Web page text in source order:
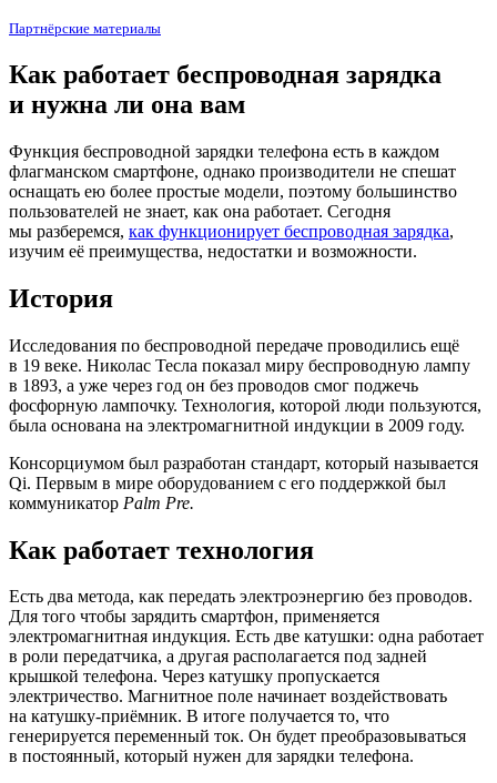
Партнёрские материалы
Как работает беспроводная зарядка
и нужна ли она вам
Функция беспроводной зарядки телефона есть в каждом
флагманском смартфоне, однако производители не спешат
оснащать ею более простые модели, поэтому большинство
пользователей не знает, как она работает. Сегодня
мы разберемся, как функционирует беспроводная зарядка,
изучим её преимущества, недостатки и возможности.
История
Исследования по беспроводной передаче проводились ещё
в 19 веке. Николас Тесла показал миру беспроводную лампу
в 1893, а уже через год он без проводов смог поджечь
фосфорную лампочку. Технология, которой люди пользуются,
была основана на электромагнитной индукции в 2009 году.
Консорциумом был разработан стандарт, который называется
Qi. Первым в мире оборудованием с его поддержкой был
коммуникатор Palm Pre.
Как работает технология
Есть два метода, как передать электроэнергию без проводов.
Для того чтобы зарядить смартфон, применяется
электромагнитная индукция. Есть две катушки: одна работает
в роли передатчика, а другая располагается под задней
крышкой телефона. Через катушку пропускается
электричество. Магнитное поле начинает воздействовать
на катушку-приёмник. В итоге получается то, что
генерируется переменный ток. Он будет преобразовываться
в постоянный, который нужен для зарядки телефона.